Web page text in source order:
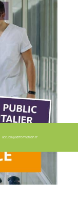
accueil@adfformation.fr